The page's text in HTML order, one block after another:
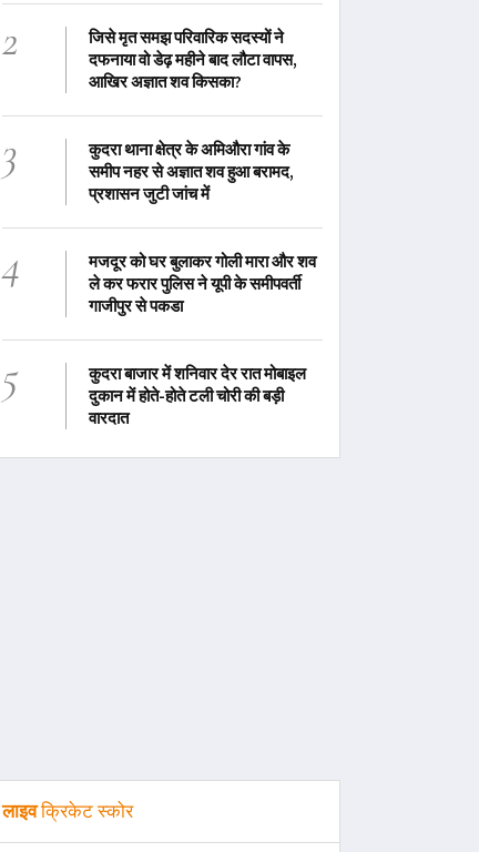
2
जिसे मृत समझ परिवारिक सदस्यों ने
दफनाया वो डेढ़ महीने बाद लौटा वापस,
आखिर अज्ञात शव किसका?
3
कुदरा थाना क्षेत्र के अमिऔरा गांव के
समीप नहर से अज्ञात शव हुआ बरामद,
प्रशासन जुटी जांच में
4
मजदूर को घर बुलाकर गोली मारा और शव
ले कर फरार पुलिस ने यूपी के समीपवर्ती
गाजीपुर से पकडा
5
कुदरा बाजार में शनिवार देर रात मोबाइल
दुकान में होते-होते टली चोरी की बड़ी
वारदात
लाइवक्रिकेट स्कोर